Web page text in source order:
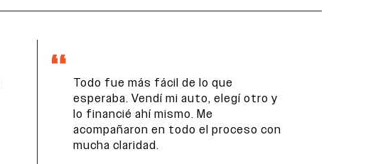
Todo fue más fácil de lo que
esperaba. Vendí mi auto, elegí otro y
lo financié ahí mismo. Me
acompañaron en todo el proceso con
mucha claridad.